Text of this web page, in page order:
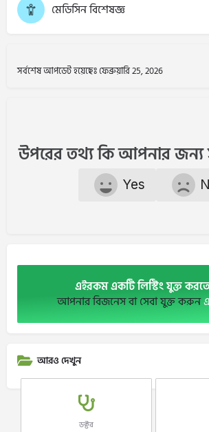
মেডিসিন বিশেষজ্ঞ
সর্বশেষ আপডেট হয়েছেঃ ফেব্রুয়ারি 25, 2026
উপরের তথ্য কি আপনার জন্য
Yes
এইরকম একটি লিস্টিং যুক্ত
আপনার বিজনেস বা সেবা যুক্ত করুন
আরও দেখুন
ডক্টর